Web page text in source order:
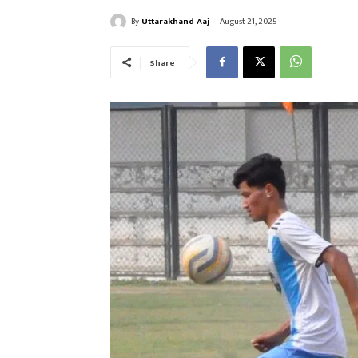
By Uttarakhand Aaj August 21, 2025
Share